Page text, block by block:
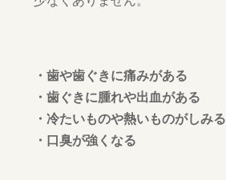
・歯や歯ぐきに痛みがある
・歯ぐきに腫れや出血がある
・冷たいものや熱いものがしみる
・口臭が強くなる